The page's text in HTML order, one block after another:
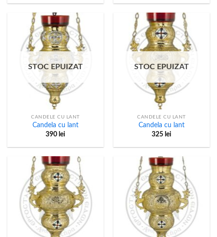
STOC EPUIZAT
CANDELE CU LANT
Candela cu lant
390 lei
STOC EPUIZAT
CANDELE CU LANT
Candela cu lant
325 lei